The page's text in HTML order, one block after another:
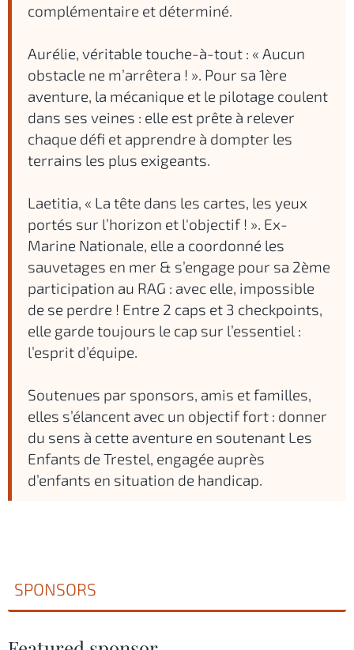
complémentaire et déterminé.
Aurélie, véritable touche-à-tout : « Aucun
obstacle ne m’arrêtera ! ». Pour sa 1ère
aventure, la mécanique et le pilotage coulent
dans ses veines : elle est prête à relever
chaque défi et apprendre à dompter les
terrains les plus exigeants.
Laetitia, « La tête dans les cartes, les yeux
portés sur l’horizon et l'objectif ! ». Ex-
Marine Nationale, elle a coordonné les
sauvetages en mer & s’engage pour sa 2ème
participation au RAG : avec elle, impossible
de se perdre ! Entre 2 caps et 3 checkpoints,
elle garde toujours le cap sur l’essentiel :
l’esprit d’équipe.
Soutenues par sponsors, amis et familles,
elles s’élancent avec un objectif fort : donner
du sens à cette aventure en soutenant Les
Enfants de Trestel, engagée auprès
d’enfants en situation de handicap.
SPONSORS